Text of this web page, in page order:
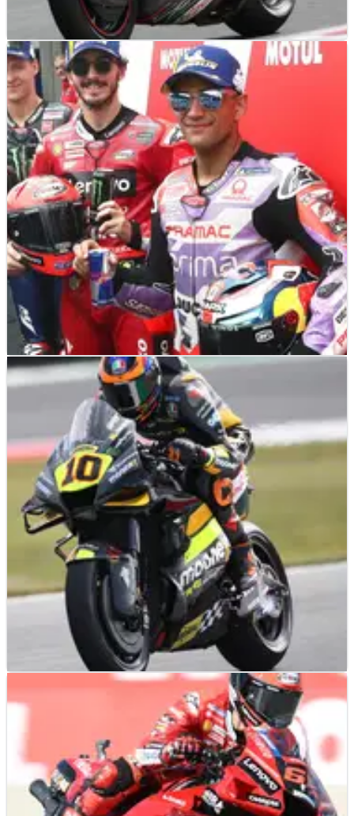
MOTOGP NEWS 26/06/22
MotoGP Belanda: Espargaro Pimpin Warm-Up
dari Quartararo
Aleix Espargaro akan memulai MotoGP Belanda hari ini
dengan penuh percaya diri setelah mengalahkan Fabio
Quartararo selama sesi warm-up.
MOTOGP NEWS
Dikepung Ducati, Quartararo Akui 'Hampir
Mustahil' Amankan Pole
Fabio Quartararo percaya meraih pole position MotoGP
menjadi lebih sulit dari sebelumnya karena dikepung oleh
para pembalap Ducati.
MOTOGP FEATURE 25/06/22
Lima Pembalap yang Mengejutkan dari
Kualifikasi MotoGP Belanda
Performa luar biasa lainnya dari rookie, kembalinya KTM ke
babak Q2, dan dua bintang yang lolos ke Q2, berikut ini lima
pembalap yang mengejutkan kami dari kualifikasi MotoGP
Belanda.